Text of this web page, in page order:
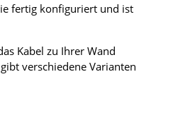
fertig konfiguriert und ist
Kabel zu Ihrer Wand
verschiedene Varianten